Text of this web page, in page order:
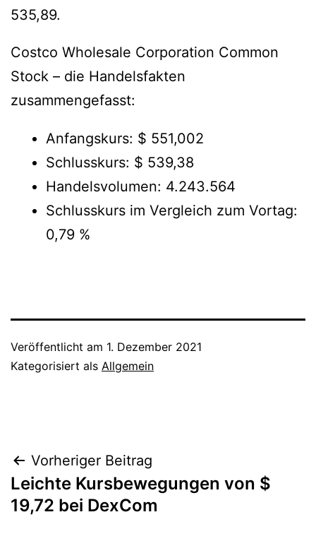
535,89.
Costco Wholesale Corporation Common
Stock – die Handelsfakten
zusammengefasst:
Anfangskurs: $ 551,002
Schlusskurs: $ 539,38
Handelsvolumen: 4.243.564
Schlusskurs im Vergleich zum Vortag:
0,79 %
Veröffentlicht am 1. Dezember 2021
Kategorisiert als Allgemein
Beitragsnavigation
Vorheriger Beitrag
Leichte Kursbewegungen von $
19,72 bei DexCom